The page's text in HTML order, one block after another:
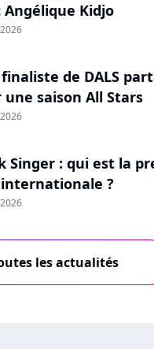
Angélique Kidjo
de DALS
une saison All Stars
Singer : qui est la
?
les actualités